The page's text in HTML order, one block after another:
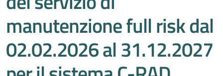
manutenzione full risk dal
02.02.2026 al 31.12.2027